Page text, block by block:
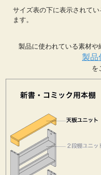
サイズ表の下に表示されて
ます。
製品に使われている素材
製品
を